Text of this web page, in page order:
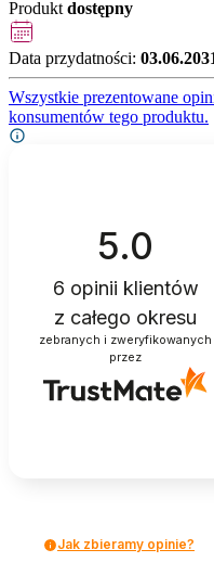
Produkt dostępny
Data przydatności:
Wszystkie prezentowane
konsumentów tego produktu.
5.0
6 opinii klientów
z całego okresu
zebranych i zweryfikowanych
przez
Jak zbieramy opinie?